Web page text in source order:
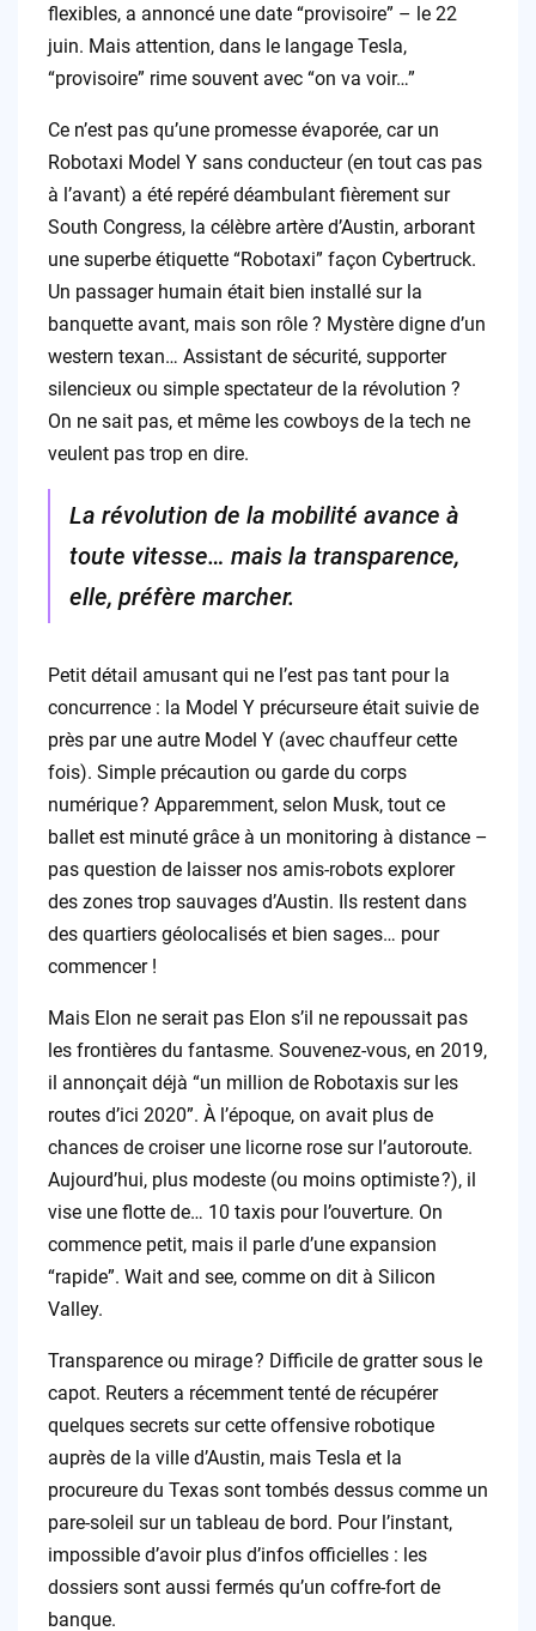
flexibles, a annoncé une date “provisoire” – le 22
juin. Mais attention, dans le langage Tesla,
“provisoire” rime souvent avec “on va voir…”
Ce n’est pas qu’une promesse évaporée, car un
Robotaxi Model Y sans conducteur (en tout cas pas
à l’avant) a été repéré déambulant fièrement sur
South Congress, la célèbre artère d’Austin, arborant
une superbe étiquette “Robotaxi” façon Cybertruck.
Un passager humain était bien installé sur la
banquette avant, mais son rôle ? Mystère digne d’un
western texan… Assistant de sécurité, supporter
silencieux ou simple spectateur de la révolution ?
On ne sait pas, et même les cowboys de la tech ne
veulent pas trop en dire.
La révolution de la mobilité avance à
toute vitesse… mais la transparence,
elle, préfère marcher.
Petit détail amusant qui ne l’est pas tant pour la
concurrence : la Model Y précurseure était suivie de
près par une autre Model Y (avec chauffeur cette
fois). Simple précaution ou garde du corps
numérique ? Apparemment, selon Musk, tout ce
ballet est minuté grâce à un monitoring à distance –
pas question de laisser nos amis-robots explorer
des zones trop sauvages d’Austin. Ils restent dans
des quartiers géolocalisés et bien sages… pour
commencer !
Mais Elon ne serait pas Elon s’il ne repoussait pas
les frontières du fantasme. Souvenez-vous, en 2019,
il annonçait déjà “un million de Robotaxis sur les
routes d’ici 2020”. À l’époque, on avait plus de
chances de croiser une licorne rose sur l’autoroute.
Aujourd’hui, plus modeste (ou moins optimiste ?), il
vise une flotte de… 10 taxis pour l’ouverture. On
commence petit, mais il parle d’une expansion
“rapide”. Wait and see, comme on dit à Silicon
Valley.
Transparence ou mirage ? Difficile de gratter sous le
capot. Reuters a récemment tenté de récupérer
quelques secrets sur cette offensive robotique
auprès de la ville d’Austin, mais Tesla et la
procureure du Texas sont tombés dessus comme un
pare-soleil sur un tableau de bord. Pour l’instant,
impossible d’avoir plus d’infos officielles : les
dossiers sont aussi fermés qu’un coffre-fort de
banque.